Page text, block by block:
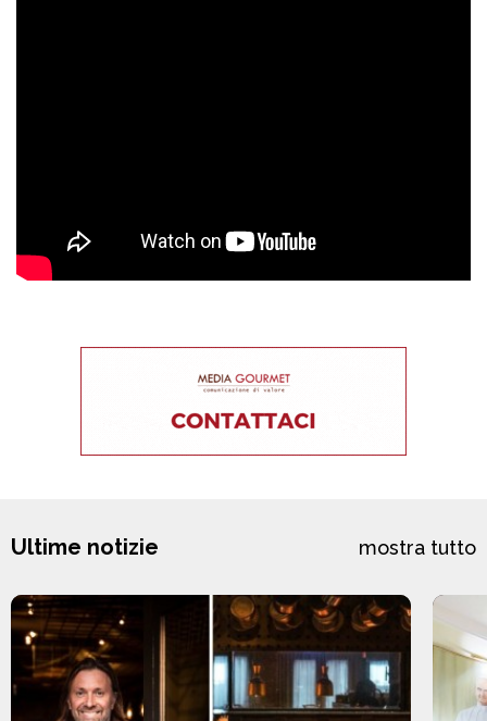
Ultime notizie mostra tutto